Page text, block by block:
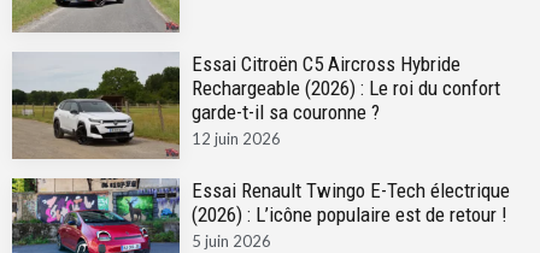
Essai Citroën C5 Aircross Hybride
Rechargeable (2026) : Le roi du confort
garde-t-il sa couronne ?
12 juin 2026
Essai Renault Twingo E-Tech électrique
(2026) : L’icône populaire est de retour !
5 juin 2026